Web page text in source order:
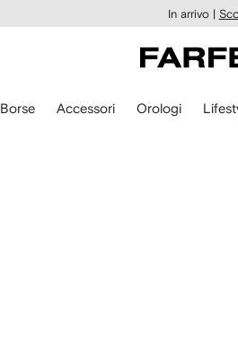
In arrivo |
Borse Accessori Orologi